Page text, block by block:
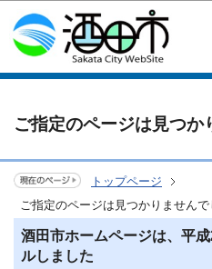
このページ
ご指定のページは見つか
トップページ
ご指定のページは見つかりませんで
酒田市ホームページは、平
ルしました